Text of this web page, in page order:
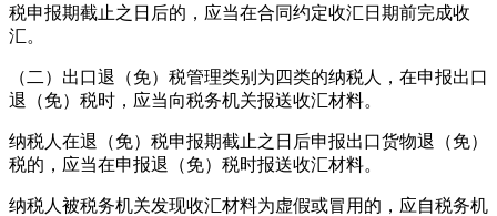
税申报期截止之日后的，应当在合同约定收汇日期前完成收
汇。
（二）出口退（免）税管理类别为四类的纳税人，在申报出口
退（免）税时，应当向税务机关报送收汇材料。
纳税人在退（免）税申报期截止之日后申报出口货物退（免）
税的，应当在申报退（免）税时报送收汇材料。
纳税人被税务机关发现收汇材料为虚假或冒用的，应自税务机